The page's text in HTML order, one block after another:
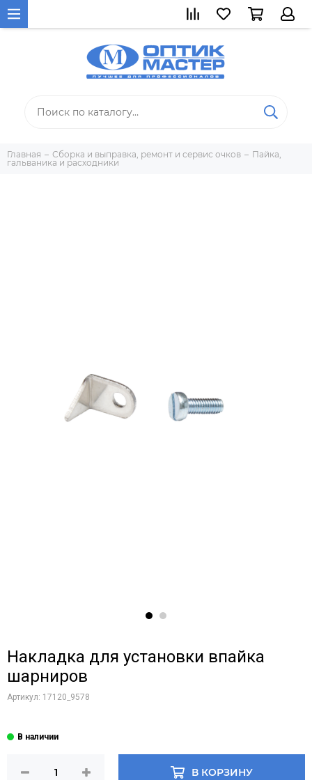
Главная Сборка и выправка, ремонт и сервис очков
Пайка,
гальваника и расходники
Накладка для установки впайка
шарниров
Артикул: 17120_9578
В КОРЗИНУ